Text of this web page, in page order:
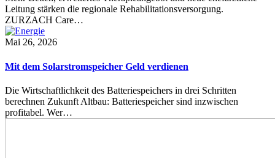
Leitung stärken die regionale Rehabilitationsversorgung.
ZURZACH Care…
Mai 26, 2026
Mit dem Solarstromspeicher Geld verdienen
Die Wirtschaftlichkeit des Batteriespeichers in drei Schritten
berechnen Zukunft Altbau: Batteriespeicher sind inzwischen
profitabel. Wer…